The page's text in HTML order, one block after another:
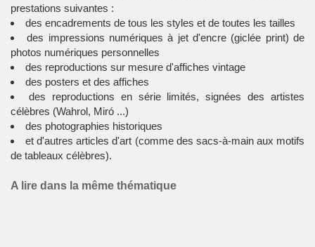
prestations suivantes :
des encadrements de tous les styles et de toutes les tailles
des impressions numériques à jet d'encre (giclée print) de
photos numériques personnelles
des reproductions sur mesure d'affiches vintage
des posters et des affiches
des reproductions en série limités, signées des artistes
célèbres (Wahrol, Miró ...)
des photographies historiques
et d'autres articles d'art (comme des sacs-à-main aux motifs
de tableaux célèbres).
A lire dans la même thématique